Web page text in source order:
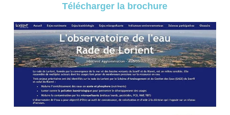
Télécharger la brochure